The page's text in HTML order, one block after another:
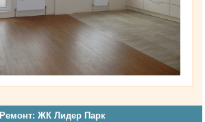
Ремонт: ЖК Лидер Парк